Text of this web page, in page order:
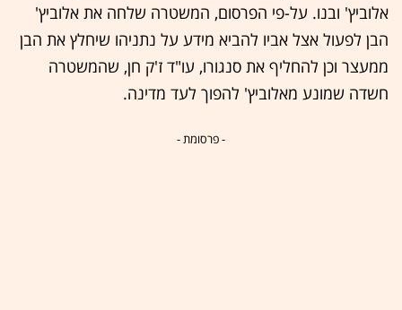
אלוביץ' ובנו. על-פי הפרסום, המשטרה שלחה את אלוביץ'
הבן לפעול אצל אביו להביא מידע על נתניהו שיחלץ את הבן
ממעצר וכן להחליף את סנגורו, עו"ד ז'ק חן, שהמשטרה
חשדה שמונע מאלוביץ' להפוך לעד מדינה.
- פרסומת -